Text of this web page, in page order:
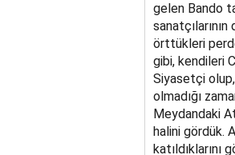
gelen Bando
örttükleri
gibi, kendileri
Siyasetçi olup,
olmadığı
Meydandaki
halini gördük.
katıldıklarını